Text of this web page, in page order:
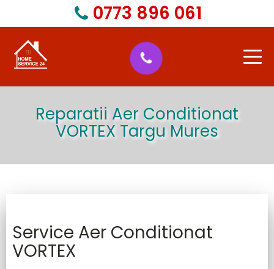
0773 896 061
AcasaReparatii Aer Conditionat
VORTEX Targu Mures
Service Aer Conditionat
VORTEX